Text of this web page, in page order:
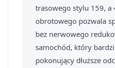
trasowego stylu 159,
obrotowego pozwala
bez nerwowego
samochód, który
pokonujący dłuższe